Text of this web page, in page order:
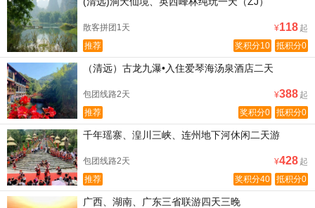
散客拼团1天 ¥118 起
抵积分0
奖积分10
推荐
（清远）古龙九瀑•入住爱琴海汤泉酒店二天
包团线路2天 ¥388 起
抵积分0
奖积分0
推荐
千年瑶寨、湟川三峡、连州地下河休闲二天游
包团线路2天 ¥428 起
抵积分0
奖积分40
推荐
广西、湖南、广东三省联游四天三晚